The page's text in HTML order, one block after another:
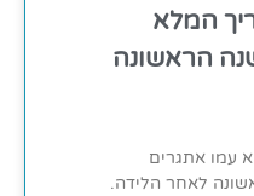
המלא
הראשונה
עמו אתגרים
לאחר הלידה.